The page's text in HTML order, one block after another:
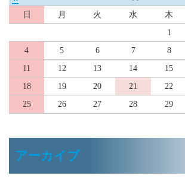
日 月 火 水 木
1
4
5 6 7 8
11
12 13 14 15
18
19 20 21 22
25
26 27 28 29
アーカイブ